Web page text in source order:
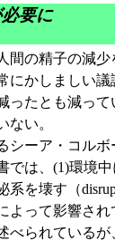
要に
の精子の減
にかしましい
ったとも減っ
ない。
ーア・コルボ
では、(1)環境
を壊す（
よって影響さ
べられている